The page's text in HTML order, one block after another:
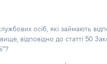
осіб, які займають
відповідно до статті 50